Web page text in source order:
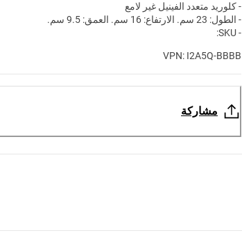
- كلوريد متعدد الفينيل غير لامع
- الطول: 23 سم. الارتفاع: 16 سم. العمق: 9.5 سم.
- SKU:
VPN: I2A5Q-BBBB
مشاركة